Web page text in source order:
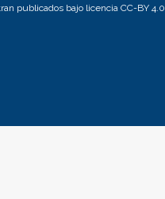
publicados bajo licencia CC-BY 4.0